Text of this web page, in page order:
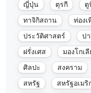
ญี่ปุ่น
ตุรกี ตู
ทาจิกิสถาน
ท่องเ
ประวัติศาสตร์
ป
ฝรั่งเศส
มองโกเลี
ศิลปะ
สงคราม
สหรัฐ
สหรัฐอเมริ